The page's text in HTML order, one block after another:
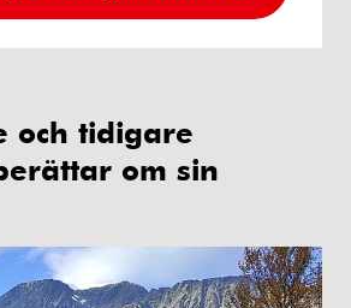
och tidigare
om sin